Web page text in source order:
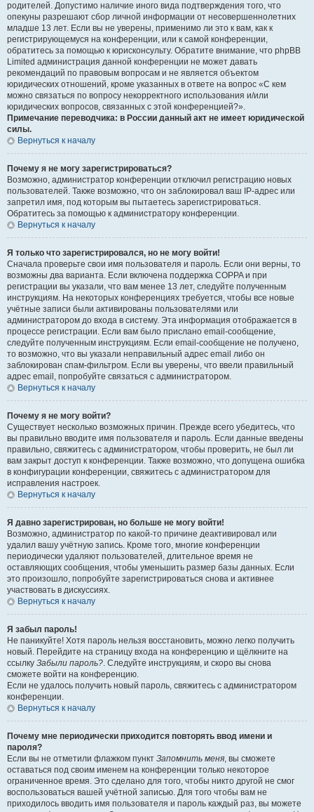
родителей. Допустимо наличие иного вида подтверждения того, что
опекуны разрешают сбор личной информации от несовершеннолетних
младше 13 лет. Если вы не уверены, применимо ли это к вам, как к
регистрирующемуся на конференции, или к самой конференции,
обратитесь за помощью к юрисконсульту. Обратите внимание, что phpBB
Limited администрация данной конференции не может давать
рекомендаций по правовым вопросам и не является объектом
юридических отношений, кроме указанных в ответе на вопрос «С кем
можно связаться по вопросу некорректного использования и/или
юридических вопросов, связанных с этой конференцией?».
Примечание переводчика: в России данный акт не имеет юридической
силы.
Вернуться к началу
Почему я не могу зарегистрироваться?
Возможно, администратор конференции отключил регистрацию новых
пользователей. Также возможно, что он заблокировал ваш IP-адрес или
запретил имя, под которым вы пытаетесь зарегистрироваться.
Обратитесь за помощью к администратору конференции.
Вернуться к началу
Я только что зарегистрировался, но не могу войти!
Сначала проверьте свои имя пользователя и пароль. Если они верны, то
возможны два варианта. Если включена поддержка COPPA и при
регистрации вы указали, что вам менее 13 лет, следуйте полученным
инструкциям. На некоторых конференциях требуется, чтобы все новые
учётные записи были активированы пользователями или
администратором до входа в систему. Эта информация отображается в
процессе регистрации. Если вам было прислано email-сообщение,
следуйте полученным инструкциям. Если email-сообщение не получено,
то возможно, что вы указали неправильный адрес email либо он
заблокирован спам-фильтром. Если вы уверены, что ввели правильный
адрес email, попробуйте связаться с администратором.
Вернуться к началу
Почему я не могу войти?
Существует несколько возможных причин. Прежде всего убедитесь, что
вы правильно вводите имя пользователя и пароль. Если данные введены
правильно, свяжитесь с администратором, чтобы проверить, не был ли
вам закрыт доступ к конференции. Также возможно, что допущена ошибка
в конфигурации конференции, свяжитесь с администратором для
исправления настроек.
Вернуться к началу
Я давно зарегистрирован, но больше не могу войти!
Возможно, администратор по какой-то причине деактивировал или
удалил вашу учётную запись. Кроме того, многие конференции
периодически удаляют пользователей, длительное время не
оставляющих сообщения, чтобы уменьшить размер базы данных. Если
это произошло, попробуйте зарегистрироваться снова и активнее
участвовать в дискуссиях.
Вернуться к началу
Я забыл пароль!
Не паникуйте! Хотя пароль нельзя восстановить, можно легко получить
новый. Перейдите на страницу входа на конференцию и щёлкните на
ссылку Забыли пароль?. Следуйте инструкциям, и скоро вы снова
сможете войти на конференцию.
Если не удалось получить новый пароль, свяжитесь с администратором
конференции.
Вернуться к началу
Почему мне периодически приходится повторять ввод имени и
пароля?
Если вы не отметили флажком пункт Запомнить меня, вы сможете
оставаться под своим именем на конференции только некоторое
ограниченное время. Это сделано для того, чтобы никто другой не смог
воспользоваться вашей учётной записью. Для того чтобы вам не
приходилось вводить имя пользователя и пароль каждый раз, вы можете